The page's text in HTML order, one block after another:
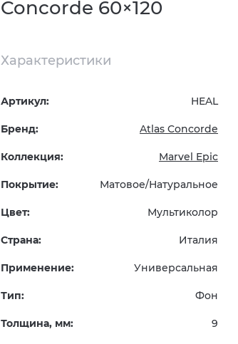
Concorde 60×120
Характеристики
Артикул: HEAL
Бренд: Atlas Concorde
Коллекция: Marvel Epic
Покрытие: Матовое/Натуральное
Цвет: Мультиколор
Страна: Италия
Применение: Универсальная
Тип: Фон
Толщина, мм: 9